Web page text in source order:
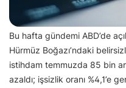
Bu hafta gündemi ABD’de
Hürmüz Boğazı’ndaki
istihdam temmuzda 85 bin
azaldı; işsizlik oranı %4,1’e